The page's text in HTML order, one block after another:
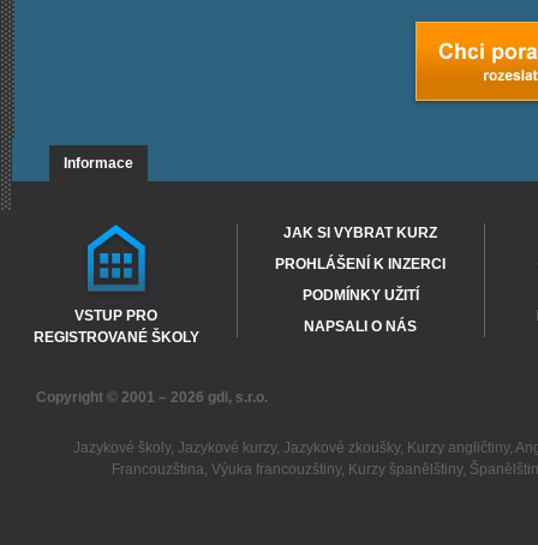
Informace
VSTUP PRO
REGISTROVANÉ ŠKOLY
JAK SI VYBRAT KURZ
PROHLÁŠENÍ K INZERCI
PODMÍNKY UŽITÍ
NAPSALI O NÁS
Copyright © 2001 – 2026 gdi, s.r.o.
Jazykové školy, Jazykové kurzy, Jazykové zkoušky, Kurzy angličtiny,
Francouzština,Výuka francouzštiny, Kurzy španělštiny,